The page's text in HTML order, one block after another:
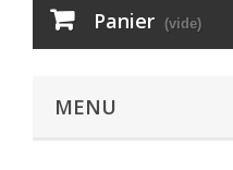
Panier (vide)
MENU